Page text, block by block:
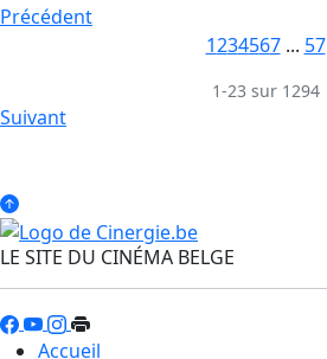
Précédent
1234567 ... 57
1-23 sur 1294
Suivant
LE SITE DU CINÉMA BELGE
Accueil